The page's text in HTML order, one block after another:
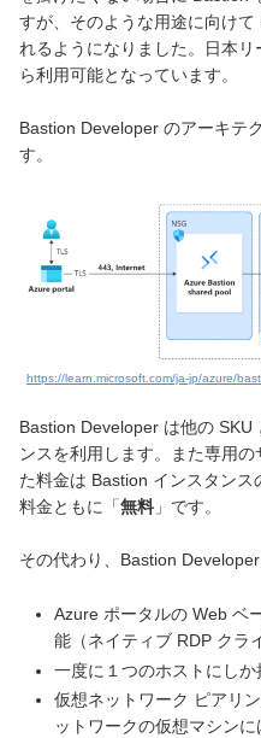
すが、そのような用途に向け
れるようになりました。日本
ら利用可能となっています。
Bastion Developer のアーキテ
す。
https://learn.microsoft.com/ja-jp/azure/
Bastion Developer は他の SKU
ンスを利用します。また専用
た料金は Bastion インスタン
料金ともに「無料 」です。
その代わり、Bastion
Azure ポータルの Web ベ
能（ネイティブ RDP クラ
一度に１つのホストにし
仮想ネットワーク ピアリ
ットワークの仮想マシンに